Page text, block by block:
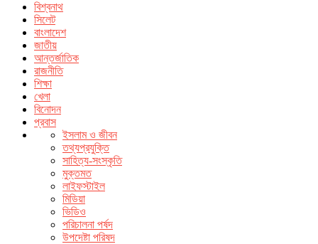
বিশ্বনাথ
সিলেট
বাংলাদেশ
জাতীয়
আন্তর্জাতিক
রাজনীতি
শিক্ষা
খেলা
বিনোদন
প্রবাস
ইসলাম ও জীবন
তথ্যপ্রযুক্তি
সাহিত্য-সংস্কৃতি
মুক্তমত
লাইফস্টাইল
মিডিয়া
ভিডিও
পরিচালনা পর্ষদ
উপদেষ্টা পরিষদ